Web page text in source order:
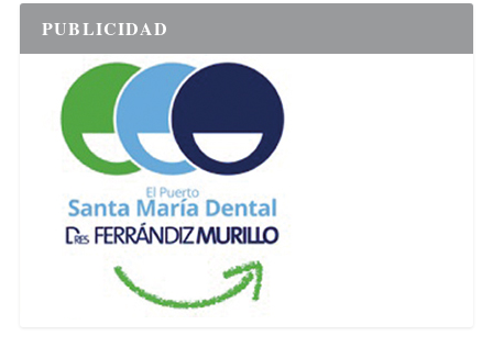
PUBLICIDAD